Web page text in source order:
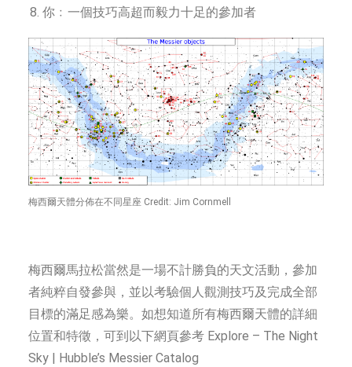
你﹕一個技巧高超而毅力十足的參加者
梅西爾天體分佈在不同星座 Credit: Jim Cornmell
梅西爾馬拉松當然是一場不計勝負的天文活動，參加
者純粹自發參與，並以考驗個人觀測技巧及完成全部
目標的滿足感為樂。如想知道所有梅西爾天體的詳細
位置和特徵，可到以下網頁參考 Explore – The Night
Sky | Hubble’s Messier Catalog